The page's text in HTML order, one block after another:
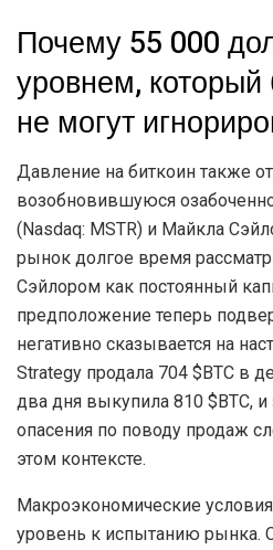
Почему 55 000
уровнем, который
не могут
Давление на биткоин также
возобновившуюся
(Nasdaq: MSTR) и Майкла
рынок долгое время
Сэйлором как постоянный
предположение теперь
негативно сказывается на
Strategy продала 704 $BTC в
два дня выкупила 810 $BTC, и
опасения по поводу продаж
этом контексте.
Макроэкономические
уровень к испытанию рынка.